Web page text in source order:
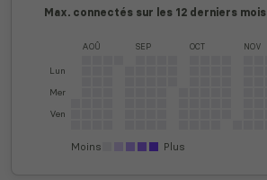
Max. connectés sur les 12 derniers mois
Lun
Mer
Ven
AOÛ SEP OCT NOV
Moins Plus